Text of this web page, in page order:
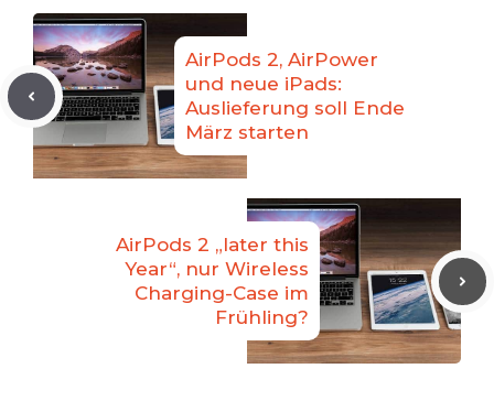
AirPods 2, AirPower
und neue iPads:
Auslieferung soll Ende
März starten
AirPods 2 „later this
Year“, nur Wireless
Charging-Case im
Frühling?